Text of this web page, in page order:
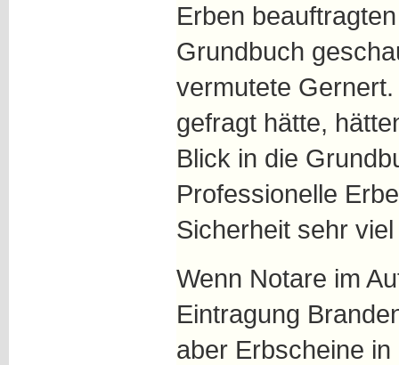
Erben
Grundbuch
vermutete
gefragt hätte,
Blick in die
Professionelle
Sicherheit sehr
Wenn Notare im
Eintragung
aber Erbscheine